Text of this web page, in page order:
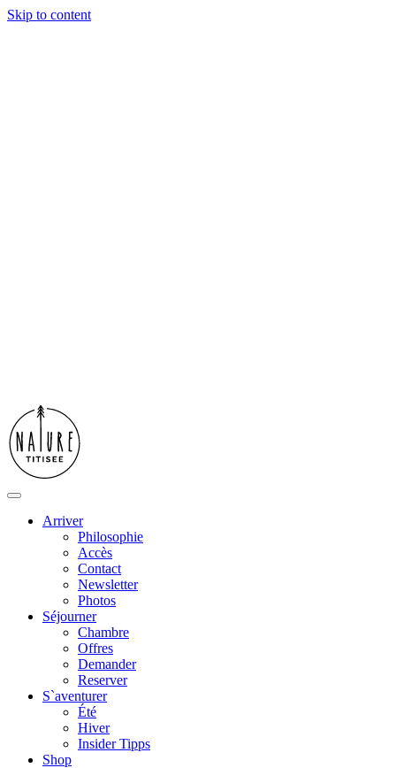
Skip to content
Arriver
Philosophie
Accès
Contact
Newsletter
Photos
Séjourner
Chambre
Offres
Demander
Reserver
S`aventurer
Été
Hiver
Insider Tipps
Shop